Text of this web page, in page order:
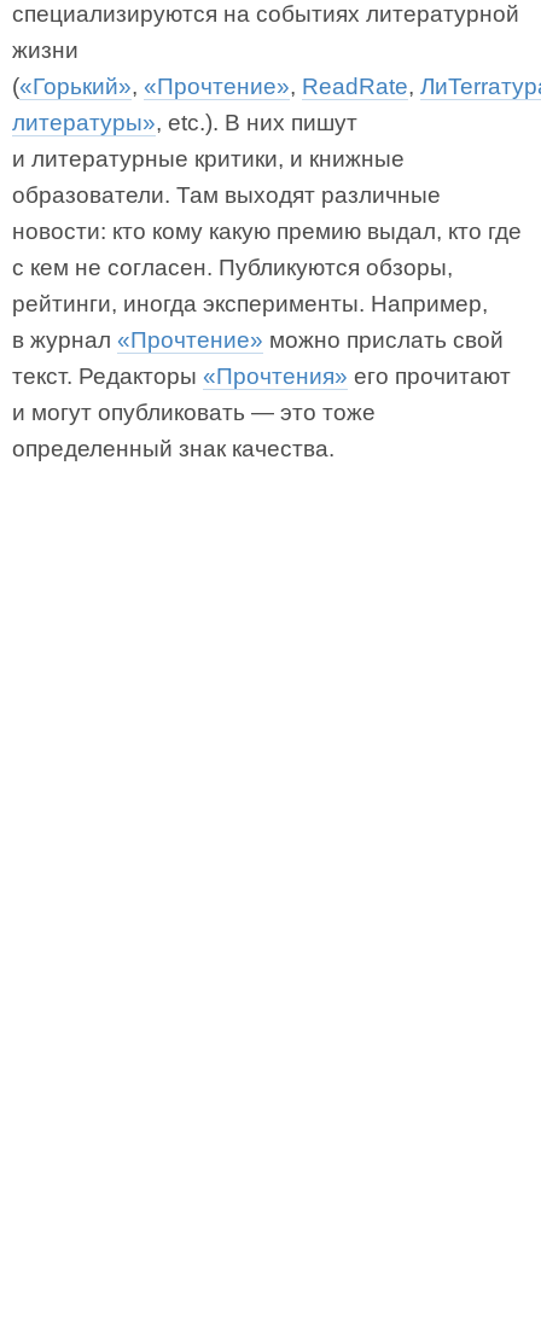
специализируются на событиях литературной
жизни
(«Горький», «Прочтение», ReadRate,
литературы», etc.). В них пишут
и литературные критики, и книжные
образователи. Там выходят различные
новости: кто кому какую премию выдал, кто где
с кем не согласен. Публикуются обзоры,
рейтинги, иногда эксперименты. Например,
в журнал «Прочтение» можно прислать свой
текст. Редакторы «Прочтения» его прочитают
и могут опубликовать — это тоже
определенный знак качества.